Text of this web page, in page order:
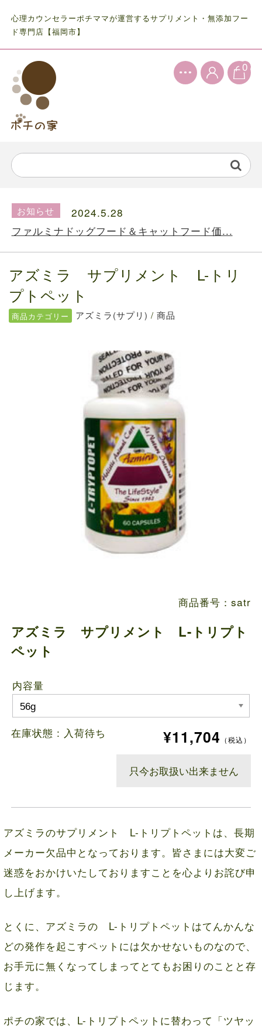
心理カウンセラーポチママが運営するサプリメント・無添加フー
ド専門店【福岡市】
0
ファルミナドッグフード＆キャットフード価...
お知らせ
2024.10.7
お知らせ
2024.5.28
ファルミナドッグフード＆キャットフード価...
2024.10.7
送料の価格変更のお知らせ...
お知らせ
2024.5.28
ファルミナドッグフード＆キャットフード価...
アズミラ サプリメント L-トリ
プトペット
商品カテゴリー アズミラ(サプリ) / 商品
商品番号：satr
アズミラ サプリメント L-トリプト
ペット
内容量
在庫状態 : 入荷待ち ¥11,704 （税込）
只今お取扱い出来ません
アズミラのサプリメント L-トリプトペットは、長期
メーカー欠品中となっております。皆さまには大変ご
迷惑をおかけいたしておりますことを心よりお詫び申
し上げます。
とくに、アズミラの L-トリプトペットはてんかんな
どの発作を起こすペットには欠かせないものなので、
お手元に無くなってしまってとてもお困りのことと存
じます。
ポチの家では、L-トリプトペットに替わって「ツヤッ